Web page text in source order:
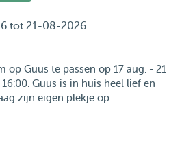
tot 21-08-2026
op Guus te passen op 17 aug. - 21
Guus is in huis heel lief en
zijn eigen plekje op....